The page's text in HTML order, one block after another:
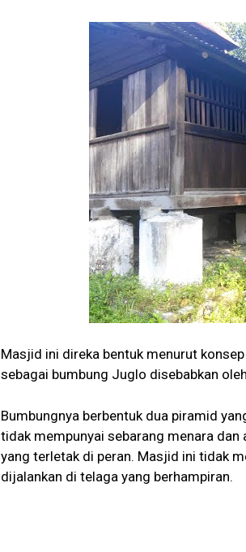
Masjid ini direka bentuk menurut
sebagai bumbung Juglo disebabkan
Bumbungnya berbentuk dua piramid
tidak mempunyai sebarang menara
yang terletak di peran. Masjid ini tidak
dijalankan di telaga yang berhampiran.